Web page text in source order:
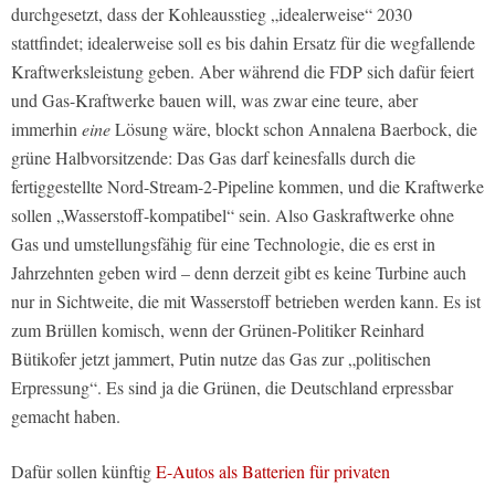
durchgesetzt, dass der Kohleausstieg „idealerweise“ 2030
stattfindet; idealerweise soll es bis dahin Ersatz für die wegfallende
Kraftwerksleistung geben. Aber während die FDP sich dafür feiert
und Gas-Kraftwerke bauen will, was zwar eine teure, aber
immerhin eineLösung wäre, blockt schon Annalena Baerbock, die
grüne Halbvorsitzende: Das Gas darf keinesfalls durch die
fertiggestellte Nord-Stream-2-Pipeline kommen, und die Kraftwerke
sollen „Wasserstoff-kompatibel“ sein. Also Gaskraftwerke ohne
Gas und umstellungsfähig für eine Technologie, die es erst in
Jahrzehnten geben wird – denn derzeit gibt es keine Turbine auch
nur in Sichtweite, die mit Wasserstoff betrieben werden kann. Es ist
zum Brüllen komisch, wenn der Grünen-Politiker Reinhard
Bütikofer jetzt jammert, Putin nutze das Gas zur „politischen
Erpressung“. Es sind ja die Grünen, die Deutschland erpressbar
gemacht haben.
Dafür sollen künftigE-Autos als Batterien für privaten